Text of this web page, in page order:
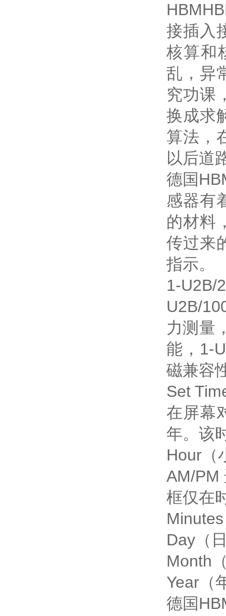
接插入
核算和
乱，异
究功课
换成求
算法，
以后道
德国
感器有
的材料
传过来
指示。
1-U2B/
U2B/
力测量
能，1-
磁兼容
Set
在屏幕
年。该
Hour（
AM/PM
框仅在
Day（
Month
Year（
德国